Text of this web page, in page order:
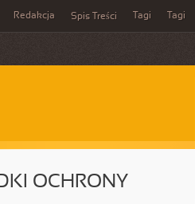
Redakcja Spis Treści Tagi Tagi
OCHRONY